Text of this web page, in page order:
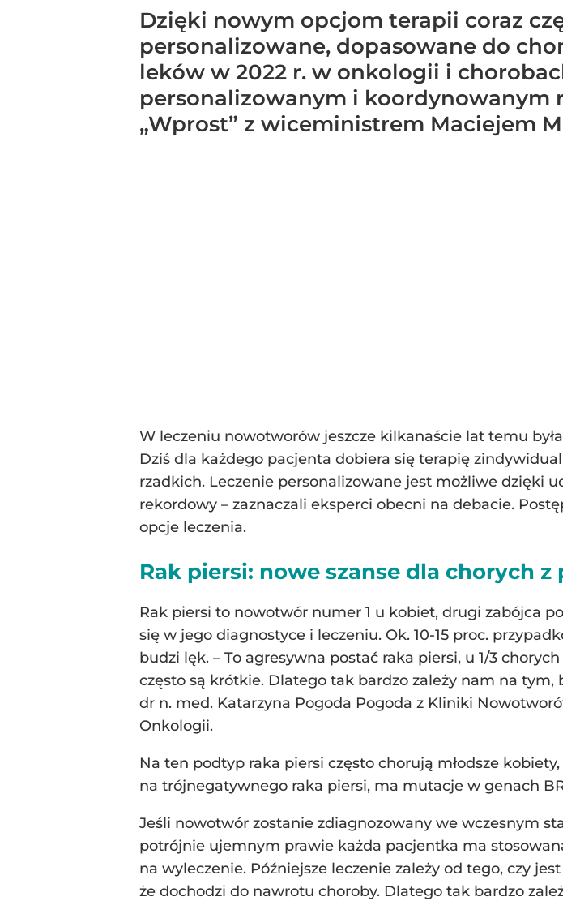
Dzięki nowym opcjom terapii coraz
personalizowane, dopasowane do
leków w 2022 r. w onkologii i
personalizowanym i koordynowanym
„Wprost” z wiceministrem Maciejem
W leczeniu nowotworów jeszcze kilkanaście lat temu
Dziś dla każdego pacjenta dobiera się terapię
rzadkich. Leczenie personalizowane jest możliwe dzięki
rekordowy – zaznaczali eksperci obecni na debacie.
opcje leczenia.
Rak piersi: nowe szanse dla chorych
Rak piersi to nowotwór numer 1 u kobiet, drugi zabójca
się w jego diagnostyce i leczeniu. Ok. 10-15 proc.
budzi lęk. – To agresywna postać raka piersi, u 1/3
często są krótkie. Dlatego tak bardzo zależy nam na
dr n. med. Katarzyna Pogoda Pogoda z Kliniki
Onkologii.
Na ten podtyp raka piersi często chorują młodsze
na trójnegatywnego raka piersi, ma mutacje w genach
Jeśli nowotwór zostanie zdiagnozowany we wczesnym
potrójnie ujemnym prawie każda pacjentka ma
na wyleczenie. Późniejsze leczenie zależy od tego, czy
że dochodzi do nawrotu choroby. Dlatego tak bardzo